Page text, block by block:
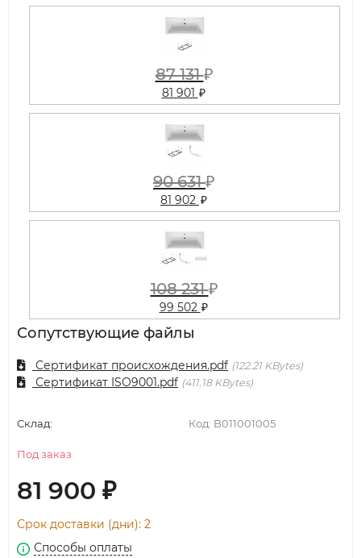
87 131₽
81 901 ₽
90 631₽
81 902 ₽
108 231₽
99 502 ₽
Сопутствующие файлы
Сертификат происхождения.pdf 122.21 KBytes
Сертификат ISO9001.pdf 411.18 KBytes
Код: B011001005
Склад:
Под заказ
81 900 ₽
Срок доставки (дни): 2
Способы оплаты